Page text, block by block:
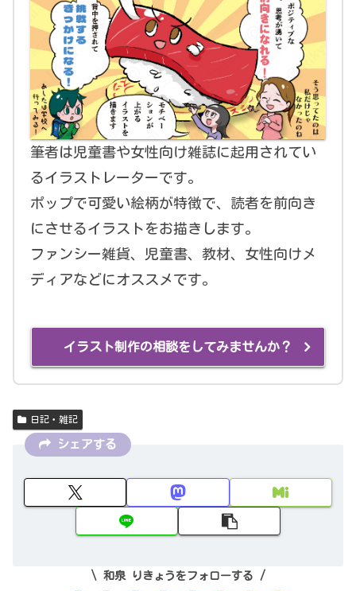
筆者は児童書や女性向け雑誌に起用されてい
るイラストレーターです。
ポップで可愛い絵柄が特徴で、読者を前向き
にさせるイラストをお描きします。
ファンシー雑貨、児童書、教材、女性向けメ
ディアなどにオススメです。
イラスト制作の相談をしてみませんか？
日記・雑記
シェアする
和泉 りきょうをフォローする